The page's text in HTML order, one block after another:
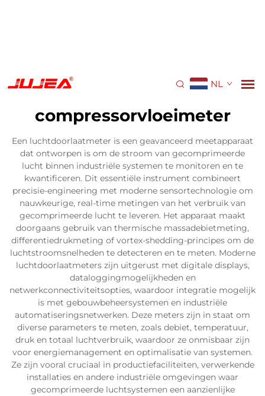
NL
compressorvloeimeter
Een luchtdoorlaatmeter is een geavanceerd meetapparaat
dat ontworpen is om de stroom van gecomprimeerde
lucht binnen industriële systemen te monitoren en te
kwantificeren. Dit essentiële instrument combineert
precisie-engineering met moderne sensortechnologie om
nauwkeurige, real-time metingen van het verbruik van
gecomprimeerde lucht te leveren. Het apparaat maakt
doorgaans gebruik van thermische massadebietmeting,
differentiedrukmeting of vortex-shedding-principes om de
luchtstroomsnelheden te detecteren en te meten. Moderne
luchtdoorlaatmeters zijn uitgerust met digitale displays,
dataloggingmogelijkheden en
netwerkconnectiviteitsopties, waardoor integratie mogelijk
is met gebouwbeheersystemen en industriële
automatiseringsnetwerken. Deze meters zijn in staat om
diverse parameters te meten, zoals debiet, temperatuur,
druk en totaal luchtverbruik, waardoor ze onmisbaar zijn
voor energiemanagement en optimalisatie van systemen.
Ze zijn vooral cruciaal in productiefaciliteiten, verwerkende
installaties en andere industriële omgevingen waar
gecomprimeerde luchtsystemen een aanzienlijke